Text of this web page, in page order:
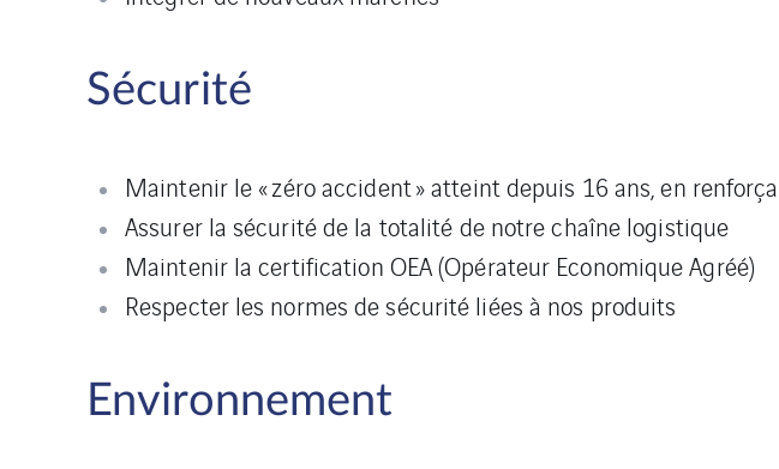
Sécurité
Maintenir le « zéro accident » atteint depuis 16 ans, en
Assurer la sécurité de la totalité de notre chaîne logistique
Maintenir la certification OEA (Opérateur Economique Agréé)
Respecter les normes de sécurité liées à nos produits
Environnement